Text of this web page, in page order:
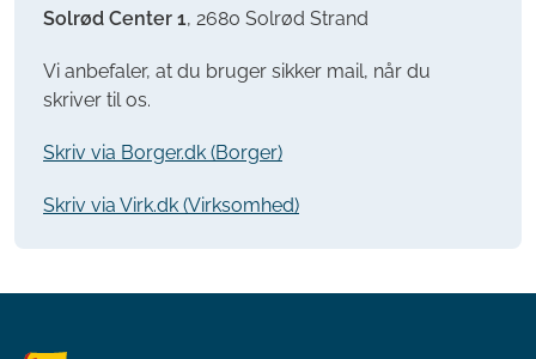
Solrød Center 1, 2680 Solrød Strand
Vi anbefaler, at du bruger sikker mail, når du
skriver til os.
Skriv via Borger.dk (Borger)
Skriv via Virk.dk (Virksomhed)